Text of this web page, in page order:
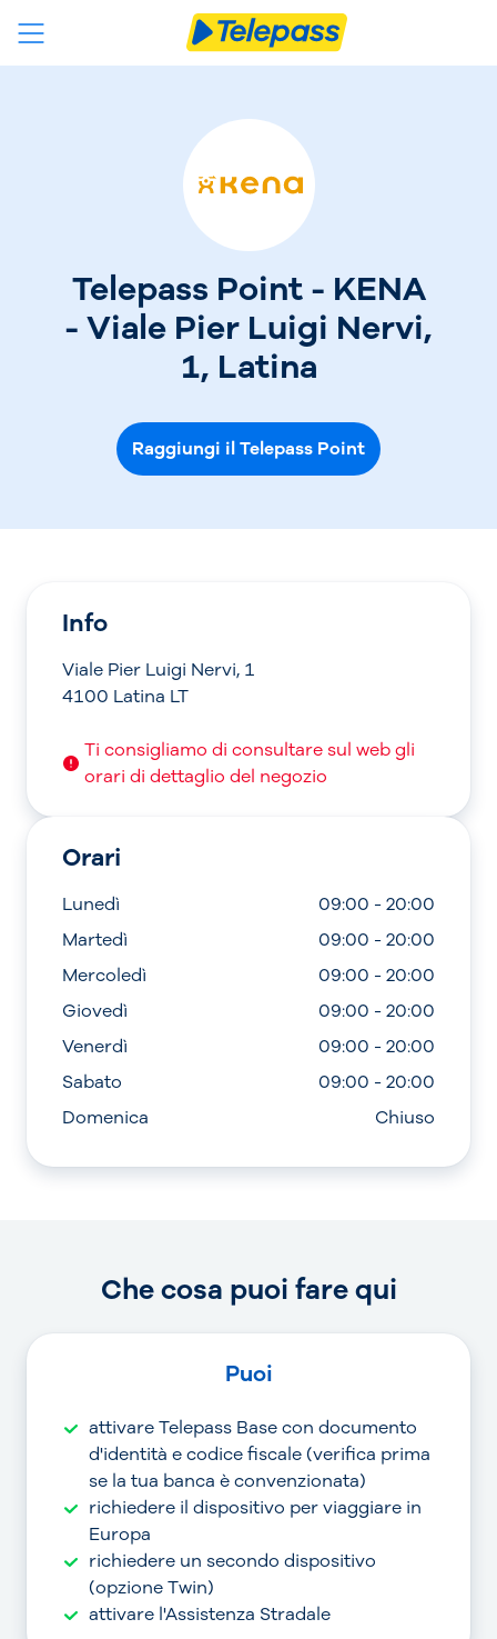
Telepass Point - KENA
- Viale Pier Luigi Nervi,
1, Latina
Raggiungi il Telepass Point
Info
Viale Pier Luigi Nervi, 1
4100 Latina LT
Ti consigliamo di consultare sul web gli
orari di dettaglio del negozio
Orari
Lunedì
09:00 - 20:00
Martedì
09:00 - 20:00
Mercoledì
09:00 - 20:00
Giovedì
09:00 - 20:00
Venerdì
09:00 - 20:00
Sabato
09:00 - 20:00
Domenica
Chiuso
Che cosa puoi fare qui
Puoi
attivare Telepass Base con documento
d'identità e codice fiscale (verifica prima
se la tua banca è convenzionata)
richiedere il dispositivo per viaggiare in
Europa
richiedere un secondo dispositivo
(opzione Twin)
attivare l'Assistenza Stradale